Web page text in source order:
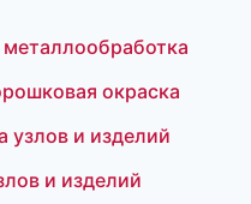
окраска
и изделий
и изделий